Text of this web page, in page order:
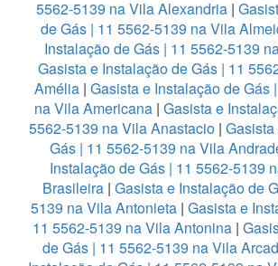
5562-5139 na Vila Alexandria |
de Gás | 11 5562-5139 na Vila
Instalação de Gás | 11 5562-5139
Gasista e Instalação de Gás | 11
Amélia | Gasista e Instalação de Gás
na Vila Americana | Gasista e
5562-5139 na Vila Anastacio |
Gás | 11 5562-5139 na Vila
Instalação de Gás | 11 5562-5139
Brasileira | Gasista e Instalação de
5139 na Vila Antonieta| Gasista e
11 5562-5139 na Vila Antonina|
de Gás | 11 5562-5139 na Vila